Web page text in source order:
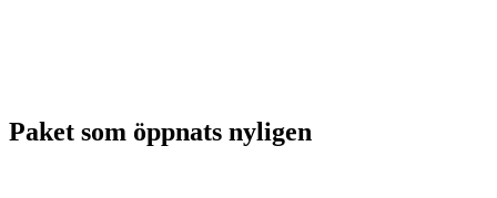
Paket som öppnats nyligen